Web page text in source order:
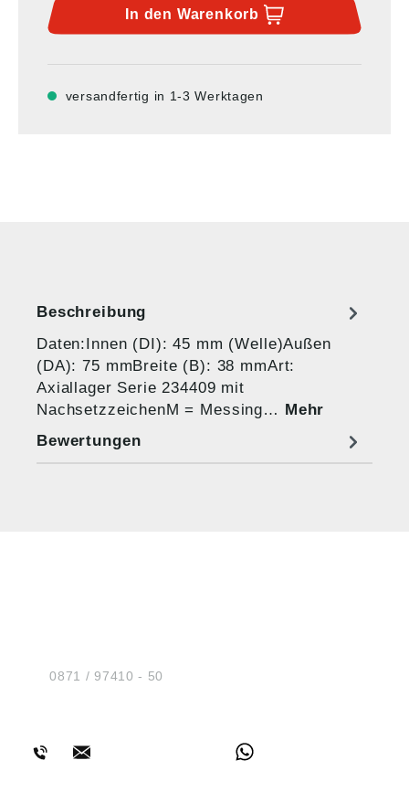
In den Warenkorb
versandfertig in 1-3 Werktagen
Beschreibung
Daten:Innen (DI): 45 mm (Welle)Außen
(DA): 75 mmBreite (B): 38 mmArt:
Axiallager Serie 234409 mit
NachsetzzeichenM = Messing… Mehr
Bewertungen
Tel.:0871 / 97410 - 50